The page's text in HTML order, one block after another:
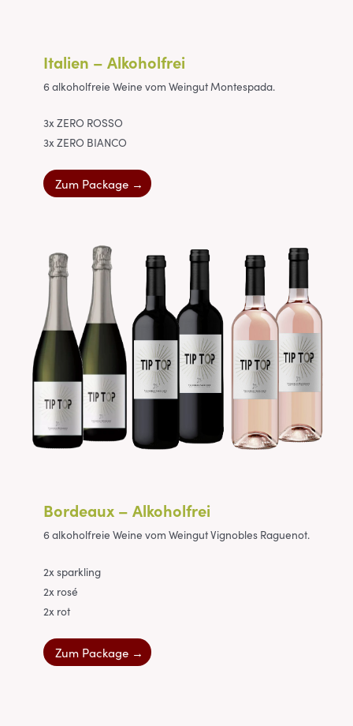
Italien – Alkoholfrei
6 alkoholfreie Weine vom Weingut Montespada.
3x ZERO ROSSO
3x ZERO BIANCO
Zum Package →
Bordeaux – Alkoholfrei
6 alkoholfreie Weine vom Weingut Vignobles Raguenot.
2x sparkling
2x rosé
2x rot
Zum Package →